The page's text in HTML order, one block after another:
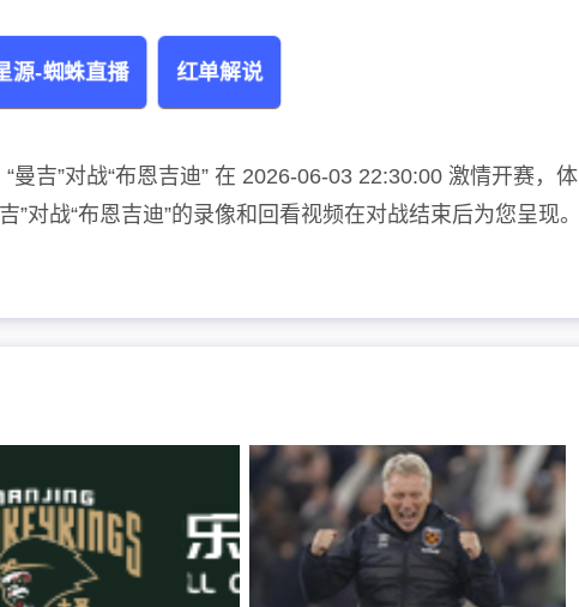
源-蜘蛛直播 红单解说
吉”对战“布恩吉迪” 在 2026-06-03 22:30:00 激情开赛，体
对战“布恩吉迪”的录像和回看视频在对战结束后为您呈现。